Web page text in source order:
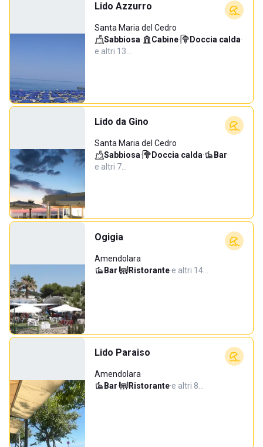
Lido Azzurro
Santa Maria del Cedro
Sabbiosa· Cabine· Doccia calda·
e altri 13…
Lido da Gino
Santa Maria del Cedro
Sabbiosa· Doccia calda· Bar·
e altri 7…
Ogigia
Amendolara
Bar· Ristorante·e altri 14…
Lido Paraiso
Amendolara
Bar· Ristorante·e altri 8…